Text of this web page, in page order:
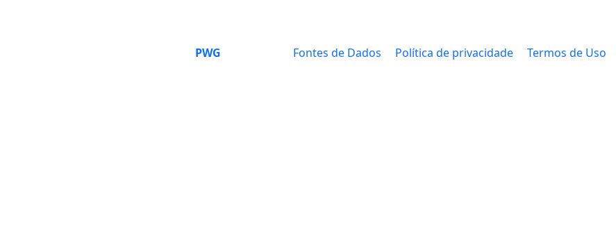
PWG Fontes de Dados Política de privacidade Termos de Uso